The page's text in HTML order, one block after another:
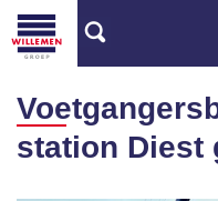
station Diest